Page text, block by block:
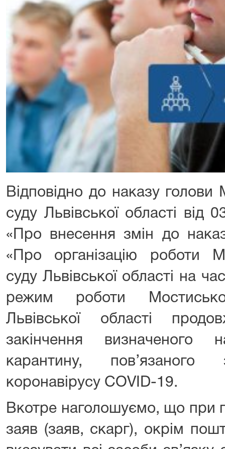
Відповідно до наказу
суду Львівської області
«Про внесення змін до
«Про організацію роботи
суду Львівської області на
режим роботи
Львівської області
закінчення визначеного
карантину,
коронавірусу COVID-19.
Вкотре наголошуємо, що при
заяв (заяв, скарг), окрім